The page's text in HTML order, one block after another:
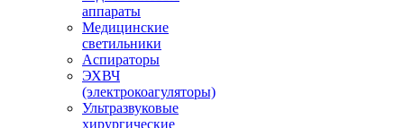
аппараты
Медицинские
светильники
Аспираторы
ЭХВЧ
(электрокоагуляторы)
Ультразвуковые
хирургические